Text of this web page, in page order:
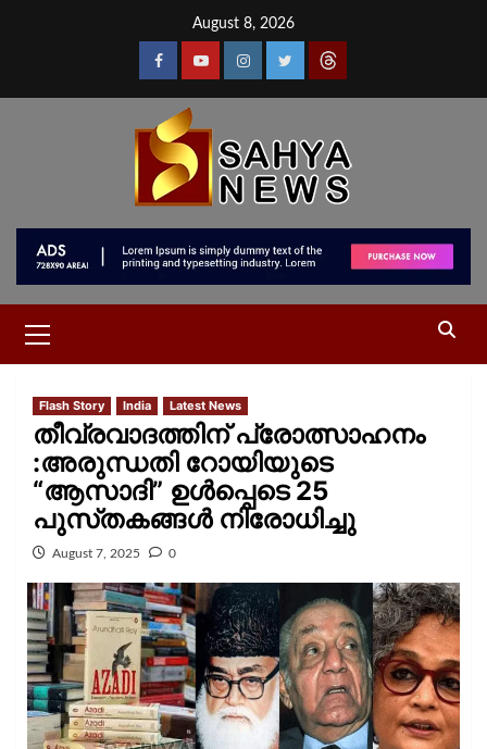
August 8, 2026
Flash Story India Latest News
തീവ്രവാദത്തിന് പ്രോത്സാഹനം
:അരുന്ധതി റോയിയുടെ
“ആസാദി” ഉൾപ്പെടെ 25
പുസ്‌തകങ്ങൾ നിരോധിച്ചു
August 7, 2025 0